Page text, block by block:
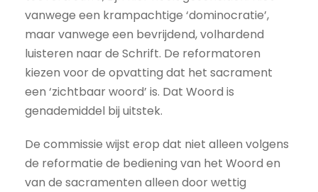
vanwege een krampachtige ‘dominocratie’,
maar vanwege een bevrijdend, volhardend
luisteren naar de Schrift. De reformatoren
kiezen voor de opvatting dat het sacrament
een ‘zichtbaar woord’ is. Dat Woord is
genademiddel bij uitstek.
De commissie wijst erop dat niet alleen volgens
de reformatie de bediening van het Woord en
van de sacramenten alleen door wettig